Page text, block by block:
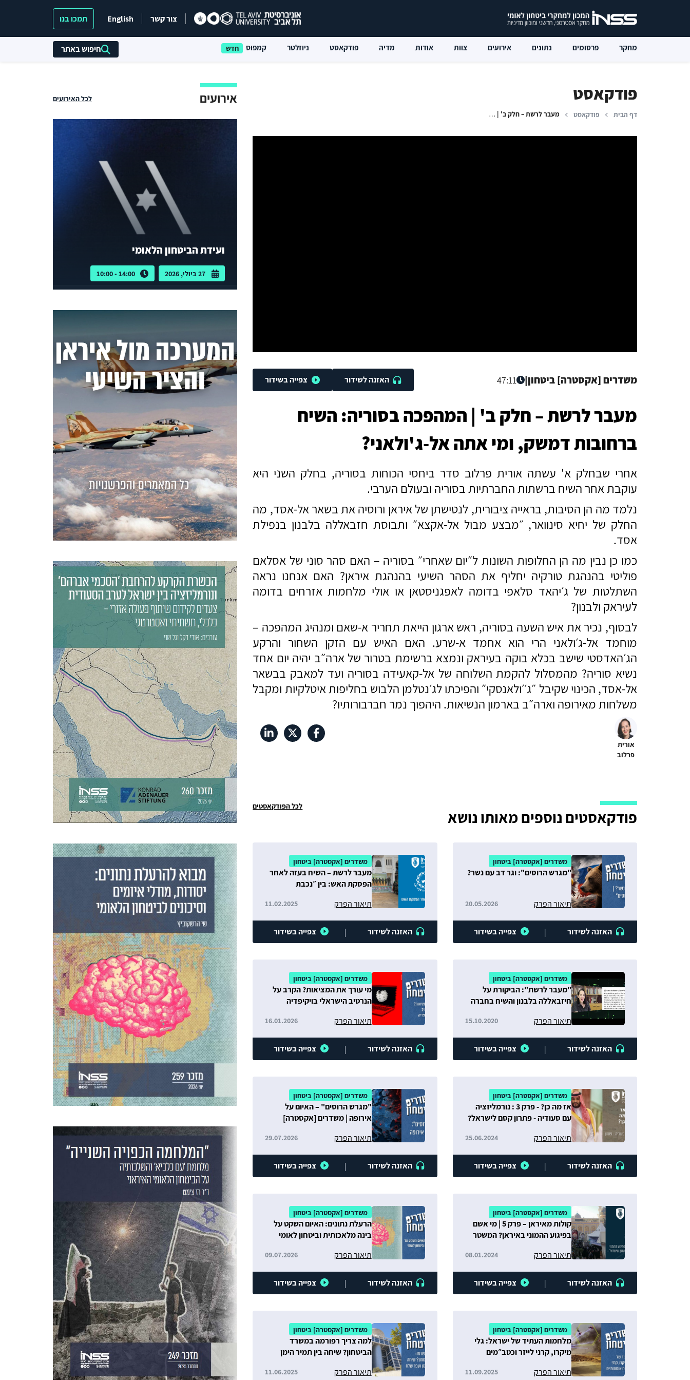
צור קשר English תמכו בנו
מחקר פרסומים נתונים אירועים צוות אודות מדיה פודקאסט ניוזלטר קמפוס חיפוש באתר
פודקאסט
דף הבית פודקאסט מעבר לרשת – חלק ב' | המהפכה בסוריה: השיח ברחובות דמשק, ומי אתה אל-ג'ולאני?
משדרים [אקסטרה] ביטחון|
47:11 האזנה לשידור צפייה בשידור
מעבר לרשת – חלק ב' | המהפכה בסוריה: השיח
ברחובות דמשק, ומי אתה אל-ג'ולאני?
אחרי שבחלק א' עשתה אורית פרלוב סדר ביחסי הכוחות בסוריה, בחלק השני היא
עוקבת אחר השיח ברשתות החברתיות בסוריה ובעולם הערבי.
נלמד מה הן הסיבות, בראייה ציבורית, לנטישתן של איראן ורוסיה את בשאר אל-אסד, מה
החלק של יחיא סינוואר, ״מבצע מבול אל-אקצא״ ותבוסת חזבאללה בלבנון בנפילת
אסד.
כמו כן נבין מה הן החלופות השונות ל״יום שאחרי״ בסוריה – האם סהר סוני של אסלאם
פוליטי בהנהגת טורקיה יחליף את הסהר השיעי בהנהגת איראן? האם אנחנו נראה
השתלטות של ג׳יהאד סלאפי בדומה לאפגניסטאן או אולי מלחמות אזרחים בדומה
לעיראק ולבנון?
לבסוף, נכיר את איש השעה בסוריה, ראש ארגון הייאת תחריר א-שאם ומנהיג המהפכה –
מוחמד אל-ג׳ולאני הרי הוא אחמד א-שרע. האם האיש עם הזקן השחור והרקע
הג׳האדסטי שישב בכלא בוקה בעיראק ונמצא ברשימת בטרור של ארה״ב יהיה יום אחד
נשיא סוריה? מהמסלול להקמת השלוחה של אל-קאעידה בסוריה ועד למאבק בבשאר
אל-אסד, הכינוי שקיבל ״ג׳׳ולאנסקי״ והפיכתו לג׳נטלמן הלבוש בחליפות איטלקיות ומקבל
משלחות מאירופה וארה״ב בארמון הנשיאות. היהפוך נמר חברבורותיו?
אורית
פרלוב
פודקאסטים נוספים מאותו נושא
לכל הפודקאסטים
משדרים [אקסטרה] ביטחון
"מגרש הרוסים": וגר דב עם נשר?
תיאור הפרק 20.05.2026
האזנה לשידור | צפייה בשידור
משדרים [אקסטרה] ביטחון
מעבר לרשת – השיח בעזה לאחר
הפסקת האש: בין ״נכבת
ו״הגירה שלא מרצון״
תיאור הפרק 11.02.2025
האזנה לשידור | צפייה בשידור
משדרים [אקסטרה] ביטחון
"מעבר לרשת": הביקורת על
חיזבאללה בלבנון והשיח בחברה
תיאור הפרק
15.10.2020
האזנה לשידור | צפייה בשידור
משדרים [אקסטרה] ביטחון
מי עורך את המציאות? הקרב על
הנרטיב הישראלי בויקיפדיה
תיאור הפרק
16.01.2026
האזנה לשידור | צפייה בשידור
משדרים [אקסטרה] ביטחון
אז מה כן? - פרק 3 : נורמליזציה
עם סעודיה - פתרון קסם לישראל?
תיאור הפרק
25.06.2024
האזנה לשידור | צפייה בשידור
משדרים [אקסטרה] ביטחון
"מגרש הרוסים" – האיום על
אירופה | משדרים [אקסטרה]
תיאור הפרק
29.07.2026
האזנה לשידור | צפייה בשידור
משדרים [אקסטרה] ביטחון
קולות מאיראן – פרק 5 | מי אשם
בפיגוע ההמוני באיראן? המשטר
תיאור הפרק
08.01.2024
האזנה לשידור | צפייה בשידור
משדרים [אקסטרה] ביטחון
הרעלת נתונים: האיום השקט על
בינה מלאכותית וביטחון לאומי
תיאור הפרק
09.07.2026
האזנה לשידור | צפייה בשידור
משדרים [אקסטרה] ביטחון
מלחמות העתיד של ישראל: גלי
מיקרו, קרני לייזר וכטב״מים
תיאור הפרק
11.09.2025
משדרים [אקסטרה] ביטחון
למה צריך רפורמה במשרד
הביטחון? שיחה בין תמיר הימן
תיאור הפרק
11.06.2025
אירועים לכל האירועים
ועידת הביטחון הלאומי
27 ביולי, 2026 14:00 - 10:00